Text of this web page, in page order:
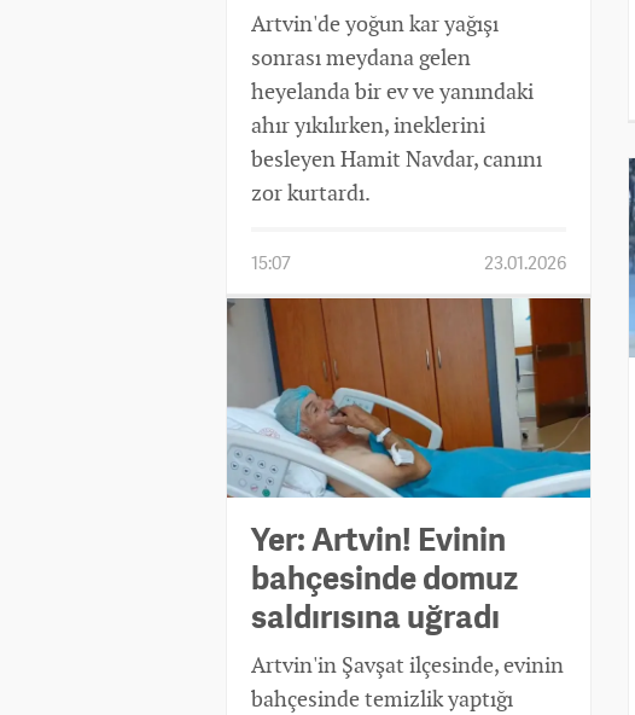
Artvin'de yoğun kar yağışı
sonrası meydana gelen
heyelanda bir ev ve yanındaki
ahır yıkılırken, ineklerini
besleyen Hamit Navdar, canını
zor kurtardı.
15:07 23.01.2026
Yer: Artvin! Evinin
bahçesinde domuz
saldırısına uğradı
Artvin'in Şavşat ilçesinde, evinin
bahçesinde temizlik yaptığı